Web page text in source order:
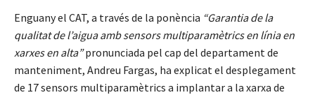
Enguany el CAT, a través de la ponència “Garantia de la
qualitat de l’aigua amb sensors multiparamètrics en línia en
xarxes en alta”pronunciada pel cap del departament de
manteniment, Andreu Fargas, ha explicat el desplegament
de 17 sensors multiparamètrics a implantar a la xarxa de